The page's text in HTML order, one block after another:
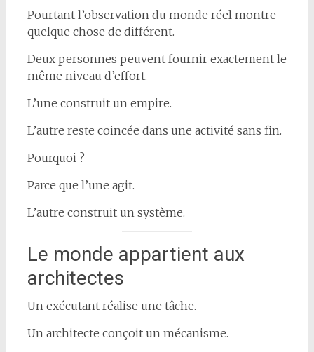
Pourtant l’observation du monde réel montre
quelque chose de différent.
Deux personnes peuvent fournir exactement le
même niveau d’effort.
L’une construit un empire.
L’autre reste coincée dans une activité sans fin.
Pourquoi ?
Parce que l’une agit.
L’autre construit un système.
Le monde appartient aux
architectes
Un exécutant réalise une tâche.
Un architecte conçoit un mécanisme.